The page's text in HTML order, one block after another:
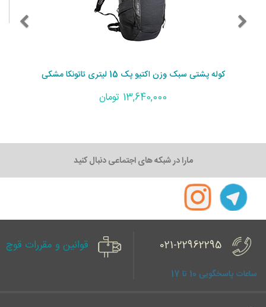
کوله پشتی سبک وزن اکتیو پک 15 لیتری تاتونکا مشکی
13,640,000 تومان
مارا در شبکه های اجتماعی دنبال کنید
021-22962295
ساعات پاسخگویی 10 تا 17
قوانین و مقررات قوچ